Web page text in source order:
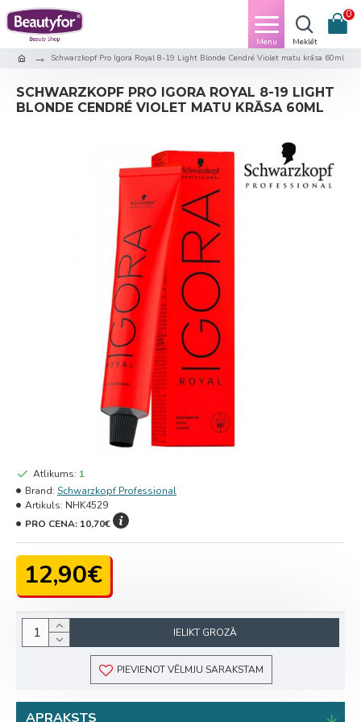
0
Schwarzkopf Pro Igora Royal 8-19 Light Blonde Cendré Violet matu krāsa 60ml
SCHWARZKOPF PRO IGORA ROYAL 8-19 LIGHT
BLONDE CENDRÉ VIOLET MATU KRĀSA 60ML
12,90€
Atlikums: 1
Brand: Schwarzkopf Professional
Artikuls: NHK4529
PRO CENA: 10,70€
IELIKT GROZĀ
PIEVIENOT VĒLMJU SARAKSTAM
APRAKSTS